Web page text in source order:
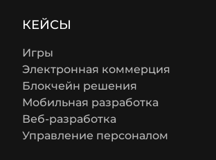
КЕЙСЫ
Игры
Электронная коммерция
Блокчейн решения
Мобильная разработка
Веб-разработка
Управление персоналом